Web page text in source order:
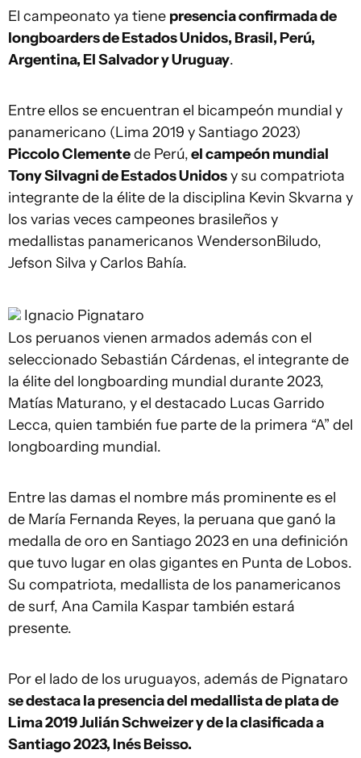
El campeonato ya tiene presencia confirmada de
longboarders de Estados Unidos, Brasil, Perú,
Argentina, El Salvador y Uruguay.
Entre ellos se encuentran el bicampeón mundial y
panamericano (Lima 2019 y Santiago 2023)
Piccolo Clementede Perú,el campeón mundial
Tony Silvagni de Estados Unidosy su compatriota
integrante de la élite de la disciplina Kevin Skvarna y
los varias veces campeones brasileños y
medallistas panamericanos WendersonBiludo,
Jefson Silva y Carlos Bahía.
Ignacio Pignataro
Los peruanos vienen armados además con el
seleccionado Sebastián Cárdenas, el integrante de
la élite del longboarding mundial durante 2023,
Matías Maturano, y el destacado Lucas Garrido
Lecca, quien también fue parte de la primera “A” del
longboarding mundial.
Entre las damas el nombre más prominente es el
de María Fernanda Reyes, la peruana que ganó la
medalla de oro en Santiago 2023 en una definición
que tuvo lugar en olas gigantes en Punta de Lobos.
Su compatriota, medallista de los panamericanos
de surf, Ana Camila Kaspar también estará
presente.
Por el lado de los uruguayos, además de Pignataro
se destaca la presencia del medallista de plata de
Lima 2019 Julián Schweizer y de la clasificada a
Santiago 2023, Inés Beisso.